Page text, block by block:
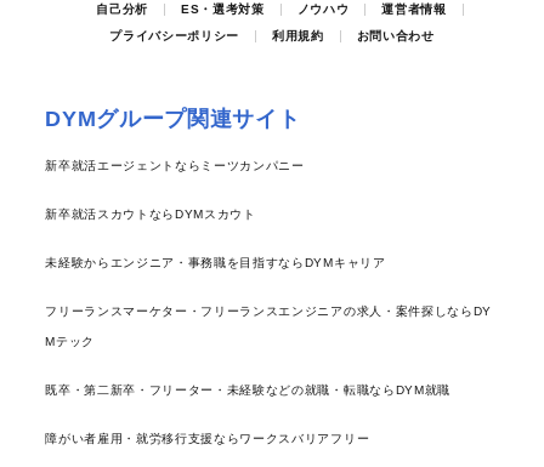
自己分析
ES・選考対策 ノウハウ
運営者情報
プライバシーポリシー
利用規約 お問い合わせ
DYMグループ関連サイト
新卒就活エージェントならミーツカンパニー
新卒就活スカウトならDYMスカウト
未経験からエンジニア・事務職を目指すならDYMキャリア
フリーランスマーケター・フリーランスエンジニアの求人・案件探しならDY
Mテック
既卒・第二新卒・フリーター・未経験などの就職・転職ならDYM就職
障がい者雇用・就労移行支援ならワークスバリアフリー